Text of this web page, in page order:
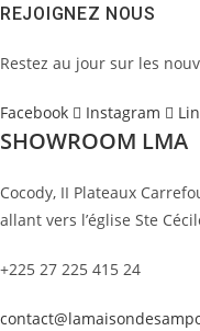
REJOIGNEZ NOUS
Restez au jour sur les
Facebook Instagram
SHOWROOM LMA
Cocody, II Plateaux
allant vers l’église Ste
+225 27 225 415 24